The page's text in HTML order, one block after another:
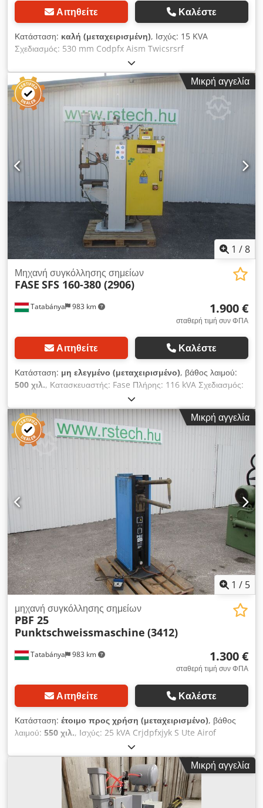
Αιτηθείτε Καλέστε
Κατάσταση: καλή (μεταχειρισμένη), Ισχύς: 15 KVA
Σχεδιασμός: 530 mm Codpfx Aism Twicsrsrf
Μικρή αγγελία
1 /8
Tatabánya 983 km
Μηχανή συγκόλλησης σημείων
FASE SFS 160-380 (2906)
1.900 €
σταθερή τιμή συν ΦΠΑ
Αιτηθείτε Καλέστε
Κατάσταση: μη ελεγμένο (μεταχειρισμένο), βάθος λαιμού:
500 χιλ., Κατασκευαστής: Fase Πλήρης: 116 kVA Σχεδιασμός:
500mm Crodpeuhn Uhefx Airof Το μηχάνημα αποτελούσε
μέρος ενός συστήματος, οι ρυθμίσεις και η απόδοσή του
ελέγχονταν μέσω μιας κεντρικής μονάδας ελέγχου, η οποία επί
του παρόντος λείπει, Αυτή η έκδοση είναι απαραίτητη για τη
λειτουργία του μηχανήματος!
Μικρή αγγελία
1 / 5
Tatabánya 983 km
μηχανή συγκόλλησης σημείων
PBF 25
Punktschweissmaschine (3412)
1.300 €
σταθερή τιμή συν ΦΠΑ
Αιτηθείτε Καλέστε
Κατάσταση: έτοιμο προς χρήση (μεταχειρισμένο), βάθος
λαιμού: 550 χιλ., Ισχύς: 25 kVA Crjdpfxjyk S Ute Airof
Διαστάσεις κατασκευής: 550 mm
Μικρή αγγελία